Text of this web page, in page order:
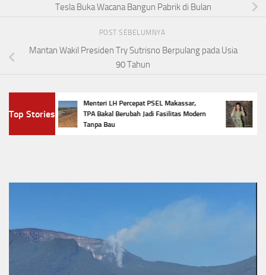
Tesla Buka Wacana Bangun Pabrik di Bulan
POST SEBELUMNYA
Mantan Wakil Presiden Try Sutrisno Berpulang pada Usia
90 Tahun
Top Stories
Menteri LH Percepat PSEL Makassar,
TPA Bakal Berubah Jadi Fasilitas Modern
Tanpa Bau
5 Tren
Favorit